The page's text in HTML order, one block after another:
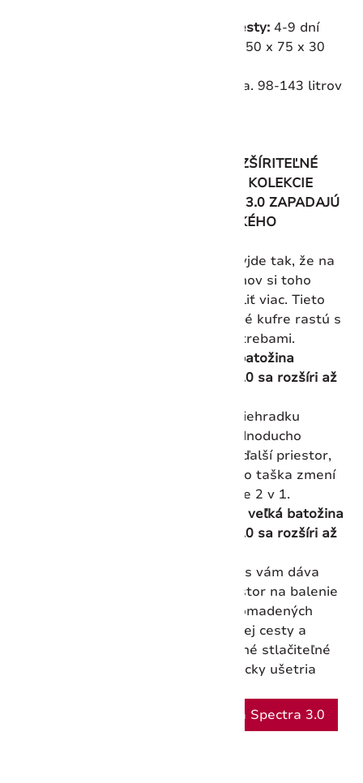
Trvanie cesty: 4-9 dní
50 x 75 x 30
cca. 98-143 litrov
NAŠE ROZŠÍRITEĽNÉ
RIEŠENIE: KOLEKCIE
SPECTRA 3.0 ZAPADAJÚ
DO VŠETKÉHO
Vždy to vyjde tak, že na
cestu domov si toho
treba zbaliť viac. Tieto
všestranné kufre rastú s
vašimi potrebami.
Príručná batožina
Spectra 3.0 sa rozšíri až
Hlavnú priehradku
možno jednoducho
rozšíriť o ďalší priestor,
čím sa táto taška zmení
na riešenie 2 v 1.
Stredná a veľká batožina
Spectra 3.0 sa rozšíri až
Rýchly zips vám dáva
ďalší priestor na balenie
vecí nahromadených
počas vašej cesty a
integrované stlačiteľné
baliace kocky ušetria
Kolekcia Spectra 3.0